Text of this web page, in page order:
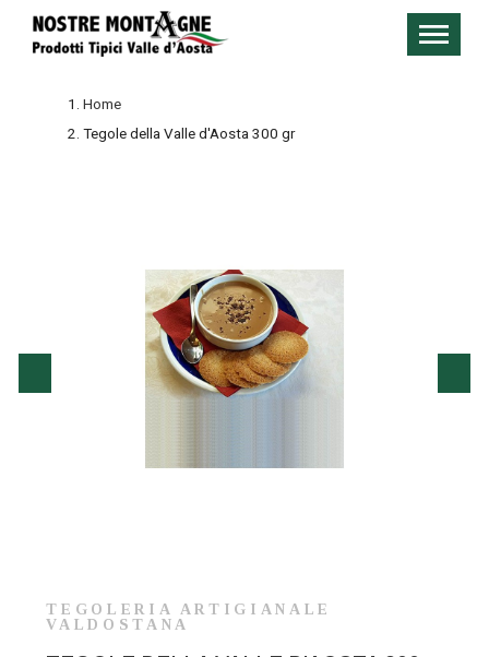
Home
Tegole della Valle d'Aosta 300 gr
TEGOLERIA ARTIGIANALE
VALDOSTANA